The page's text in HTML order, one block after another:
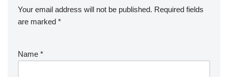
Your email address will not be published. Required fields
are marked *
Name *